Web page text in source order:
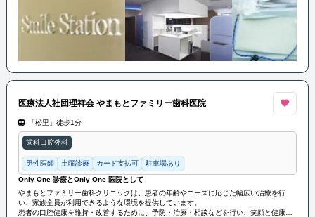
さらに、患者様一人ひとりに合わせた丁寧なカウンセリングと治療計画を提供していま
す。ご家族全員で通える歯科医院として、快適な診療環境を整えており、皆さまのご来
院を心よりお待ちしております。
医療法人社団理祥会 やまもとファミリー歯科医院
「松里」徒歩1分
歯科口腔外科
男性医師 土曜診療 カード支払可 駐車場あり
Only One 診療とOnly One 医院として
やまもとファミリー歯科クリニックは、患者の年齢やニーズに応じた幅広い治療を行
い、家族全員が利用できるような環境を提供しています。
患者の口腔健康を維持・改善するために、予防・治療・相談などを行い、笑顔と健康を